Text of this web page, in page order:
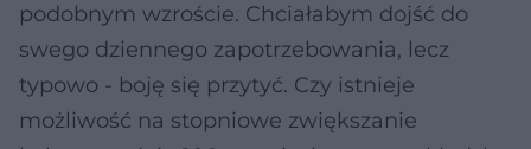
podobnym wzroście. Chciałabym dojść do
swego dziennego zapotrzebowania, lecz
typowo - boję się przytyć. Czy istnieje
możliwość na stopniowe zwiększanie